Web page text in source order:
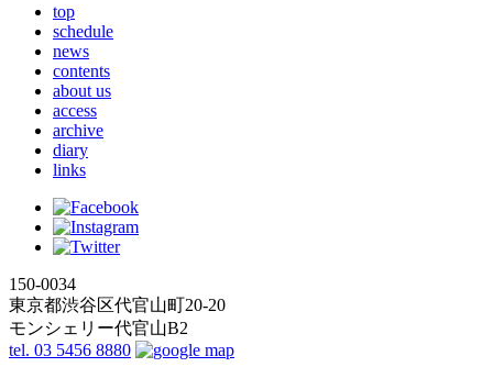
top
schedule
news
contents
about us
access
archive
diary
links
150-0034
東京都渋谷区代官山町20-20
モンシェリー代官山B2
tel. 03 5456 8880